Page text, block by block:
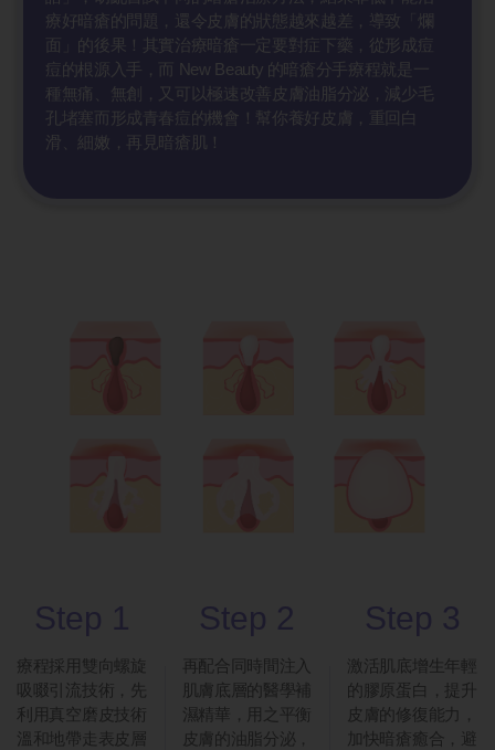
療好暗瘡的問題，還令皮膚的狀態越來越差，導致「爛
面」的後果！其實治療暗瘡一定要對症下藥，從形成痘
痘的根源入手，而 New Beauty 的暗瘡分手療程就是一
種無痛、無創，又可以極速改善皮膚油脂分泌，減少毛
孔堵塞而形成青春痘的機會！幫你養好皮膚，重回白
滑、細嫩，再見暗瘡肌！
Step 1
療程採用雙向螺旋
吸啜引流技術，先
利用真空磨皮技術
溫和地帶走表皮層
Step 2
再配合同時間注入
肌膚底層的醫學補
濕精華，用之平衡
皮膚的油脂分泌，
Step 3
激活肌底增生年輕
的膠原蛋白，提升
皮膚的修復能力，
加快暗瘡癒合，避